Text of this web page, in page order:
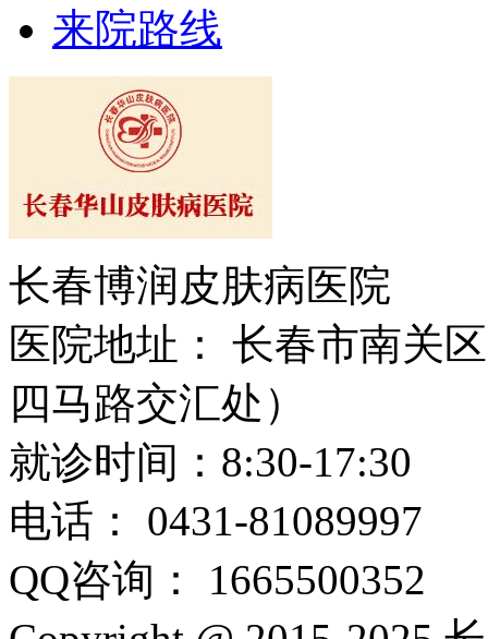
来院路线
长春博润皮肤病医院
医院地址： 长春市南关
四马路交汇处）
就诊时间：8:30-17:30
电话： 0431-81089997
QQ咨询： 1665500352